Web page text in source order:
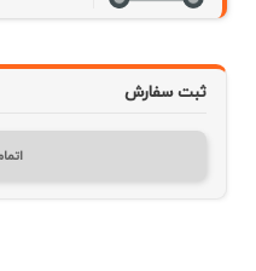
ثبت سفارش